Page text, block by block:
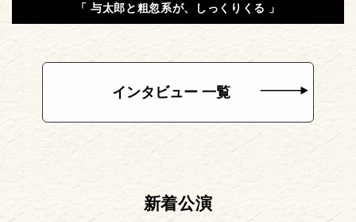
「 与太郎と粗忽系が、しっくりくる 」
インタビュー 一覧
新着公演